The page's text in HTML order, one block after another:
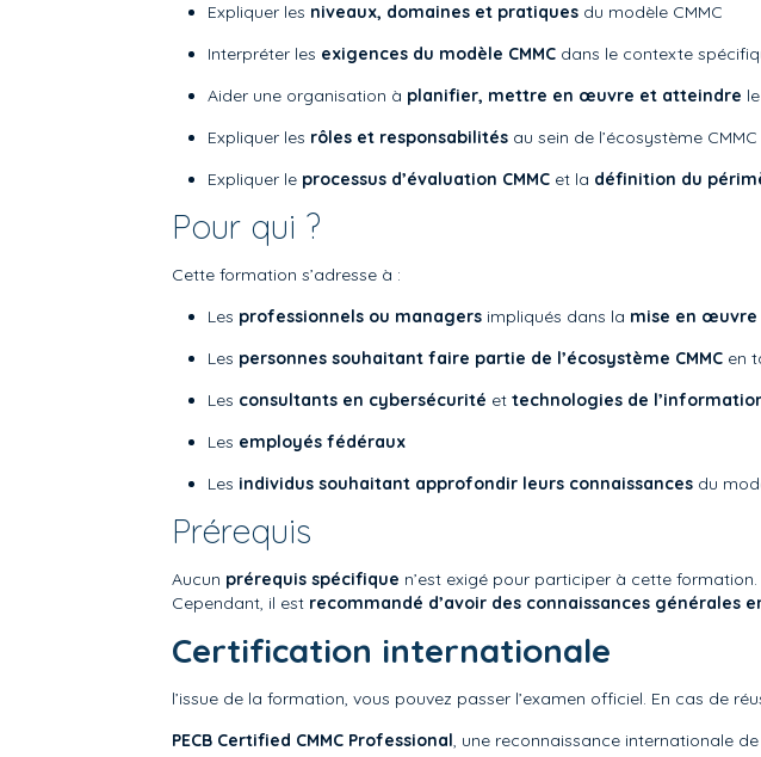
Expliquer les niveaux, domaines et pratiques du modèle CMMC
Interpréter les exigences du modèle CMMC dans le contexte
Aider une organisation à planifier, mettre en œuvre et atteindre
Expliquer les rôles et responsabilités au sein de l’écosystème
Expliquer le processus d’évaluation CMMC et la définition du
Pour qui ?
Cette formation s’adresse à :
Les professionnels ou managers impliqués dans la mise en œuvre
Les personnes souhaitant faire partie de l’écosystème CMMC en
Les consultants en cybersécurité et technologies de
Les employés fédéraux
Les individus souhaitant approfondir leurs connaissances du
Prérequis
Aucun prérequis spécifique n’est exigé pour participer à cette formation.
Cependant, il est recommandé d’avoir des connaissances générales
Certification internationale
l’issue de la formation, vous pouvez passer l’examen officiel. En cas de
PECB Certified CMMC Professional, une reconnaissance internationale